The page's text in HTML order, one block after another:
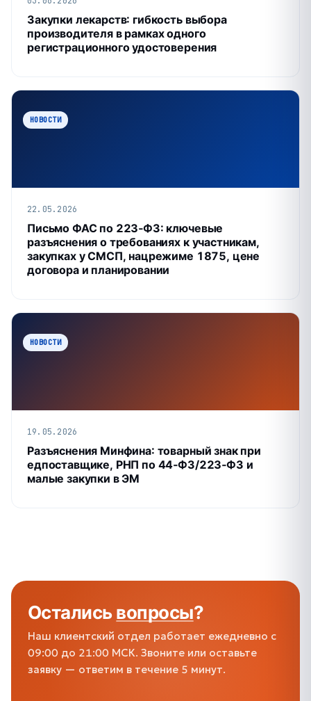
Закупки лекарств: гибкость выбора
производителя в рамках одного
регистрационного удостоверения
НОВОСТИ
22.05.2026
Письмо ФАС по 223‑ФЗ: ключевые
разъяснения о требованиях к участникам,
закупках у СМСП, нацрежиме 1875, цене
договора и планировании
НОВОСТИ
19.05.2026
Разъяснения Минфина: товарный знак при
едпоставщике, РНП по 44‑ФЗ/223‑ФЗ и
малые закупки в ЭМ
Осталисьвопросы?
Наш клиентский отдел работает ежедневно с
09:00 до 21:00 МСК. Звоните или оставьте
заявку — ответим в течение 5 минут.